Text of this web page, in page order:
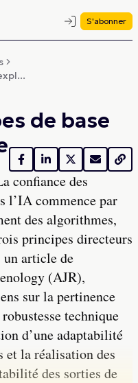
S'abonner
de base
confiance des
l’IA commence par
des algorithmes,
principes directeurs
un article de
(AJR),
sur la pertinence
technique
d’une adaptabilité
la réalisation des
des sorties de